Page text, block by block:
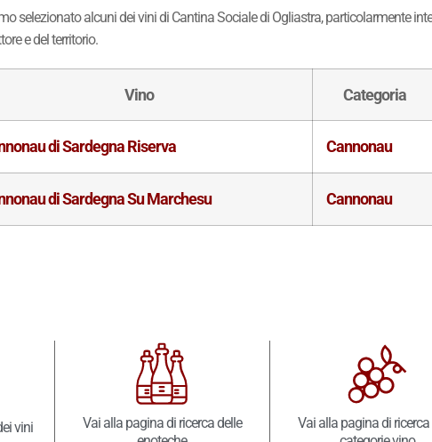
selezionato alcuni dei vini di Cantina Sociale di Ogliastra, particolarmente
e del territorio.
Vino Categoria
di Sardegna Riserva Cannonau
di Sardegna Su Marchesu Cannonau
vini
Vai alla pagina di ricerca delle
Vai alla pagina di ricerca